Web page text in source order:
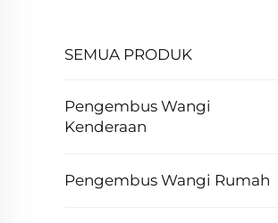
SEMUA PRODUK
Pengembus Wangi
Kenderaan
Pengembus Wangi Rumah